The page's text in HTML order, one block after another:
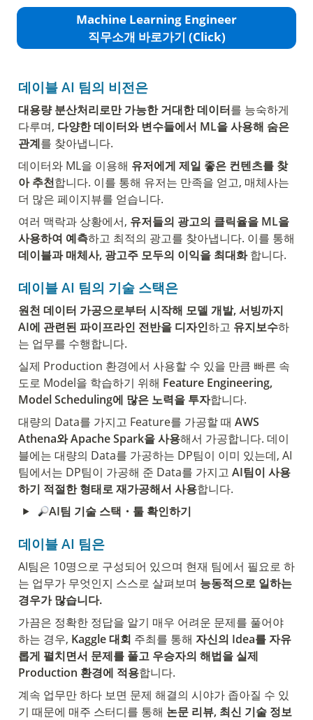
Machine Learning Engineer
직무소개 바로가기 (Click)
데이블 AI 팀의 비전은
대용량 분산처리로만 가능한 거대한 데이터를 능숙하게
다루며, 다양한 데이터와 변수들에서 ML을 사용해 숨은
관계를 찾아냅니다.
데이터와 ML을 이용해 유저에게 제일 좋은 컨텐츠를 찾
아 추천합니다. 이를 통해 유저는 만족을 얻고, 매체사는
더 많은 페이지뷰를 얻습니다.
여러 맥락과 상황에서, 유저들의 광고의 클릭율을 ML을
사용하여 예측하고 최적의 광고를 찾아냅니다. 이를 통해
데이블과 매체사, 광고주 모두의 이익을 최대화 합니다.
데이블 AI 팀의 기술 스택은
원천 데이터 가공으로부터 시작해 모델 개발, 서빙까지
AI에 관련된 파이프라인 전반을 디자인하고 유지보수하
는 업무를 수행합니다.
실제 Production 환경에서 사용할 수 있을 만큼 빠른 속
도로 Model을 학습하기 위해 Feature Engineering,
Model Scheduling에 많은 노력을 투자합니다.
대량의 Data를 가지고 Feature를 가공할 때 AWS
Athena와 Apache Spark을 사용해서 가공합니다. 데이
블에는 대량의 Data를 가공하는 DP팀이 이미 있는데, AI
팀에서는 DP팀이 가공해 준 Data를 가지고 AI팀이 사용
하기 적절한 형태로 재가공해서 사용합니다.
AI팀 기술 스택・툴 확인하기
데이블 AI 팀은
AI팀은 10명으로 구성되어 있으며 현재 팀에서 필요로 하
는 업무가 무엇인지 스스로 살펴보며 능동적으로 일하는
경우가 많습니다.
가끔은 정확한 정답을 알기 매우 어려운 문제를 풀어야
하는 경우, Kaggle 대회 주최를 통해 자신의 Idea를 자유
롭게 펼치면서 문제를 풀고 우승자의 해법을 실제
Production 환경에 적용합니다.
계속 업무만 하다 보면 문제 해결의 시야가 좁아질 수 있
기 때문에 매주 스터디를 통해 논문 리뷰, 최신 기술 정보